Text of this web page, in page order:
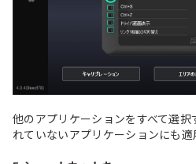
他のアプリケーションをすべて選
れていないアプリケーションにも適